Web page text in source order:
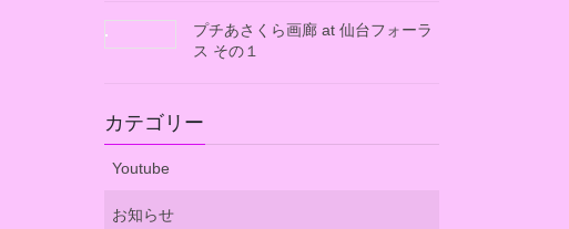
プチあさくら画廊 at 仙台フォーラ
ス その１
カテゴリー
Youtube
お知らせ